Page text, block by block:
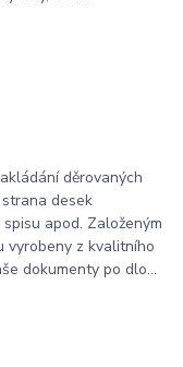
děrovaných
desek
apod. Založeným
vyrobeny z kvalitního
dokumenty po dlo...